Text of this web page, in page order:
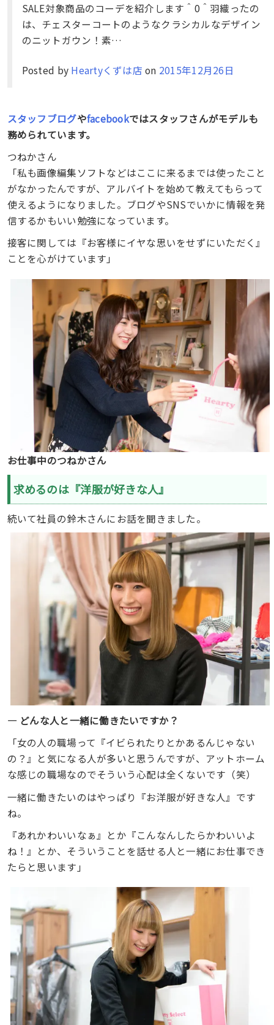
SALE対象商品のコーデを紹介します＾0＾羽織ったの
は、チェスターコートのようなクラシカルなデザイン
のニットガウン！素…
Posted by Heartyくずは店 on 2015年12月26日
スタッフブログやfacebookではスタッフさんがモデルも
務められています。
つねかさん
「私も画像編集ソフトなどはここに来るまでは使ったこと
がなかったんですが、アルバイトを始めて教えてもらって
使えるようになりました。ブログやSNSでいかに情報を発
信するかもいい勉強になっています。
接客に関しては『お客様にイヤな思いをせずにいただく』
ことを心がけています」
お仕事中のつねかさん
求めるのは『洋服が好きな人』
続いて社員の鈴木さんにお話を聞きました。
― どんな人と一緒に働きたいですか？
「女の人の職場って『イビられたりとかあるんじゃない
の？』と気になる人が多いと思うんですが、アットホーム
な感じの職場なのでそういう心配は全くないです（笑）
一緒に働きたいのはやっぱり『お洋服が好きな人』です
ね。
『あれかわいいなぁ』とか『こんなんしたらかわいいよ
ね！』とか、そういうことを話せる人と一緒にお仕事でき
たらと思います」